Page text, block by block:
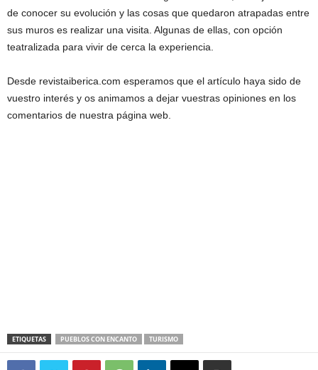
de conocer su evolución y las cosas que quedaron atrapadas entre
sus muros es realizar una visita. Algunas de ellas, con opción
teatralizada para vivir de cerca la experiencia.
Desde revistaiberica.com esperamos que el artículo haya sido de
vuestro interés y os animamos a dejar vuestras opiniones en los
comentarios de nuestra página web.
ETIQUETAS PUEBLOS CON ENCANTO TURISMO